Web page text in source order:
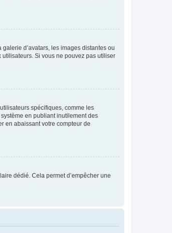
d’avatars, les images distantes ou
Si vous ne pouvez pas utiliser
spécifiques, comme les
en publiant inutilement des
en abaissant votre compteur de
dédié. Cela permet d’empêcher une